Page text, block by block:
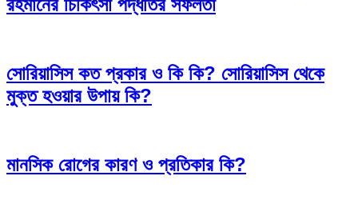
রহমানের চিকিৎসা পদ্ধতির সফলতা
সোরিয়াসিস কত প্রকার ও কি কি? সোরিয়াসিস থেকে
মুক্ত হওয়ার উপায় কি?
মানসিক রোগের কারণ ও প্রতিকার কি?